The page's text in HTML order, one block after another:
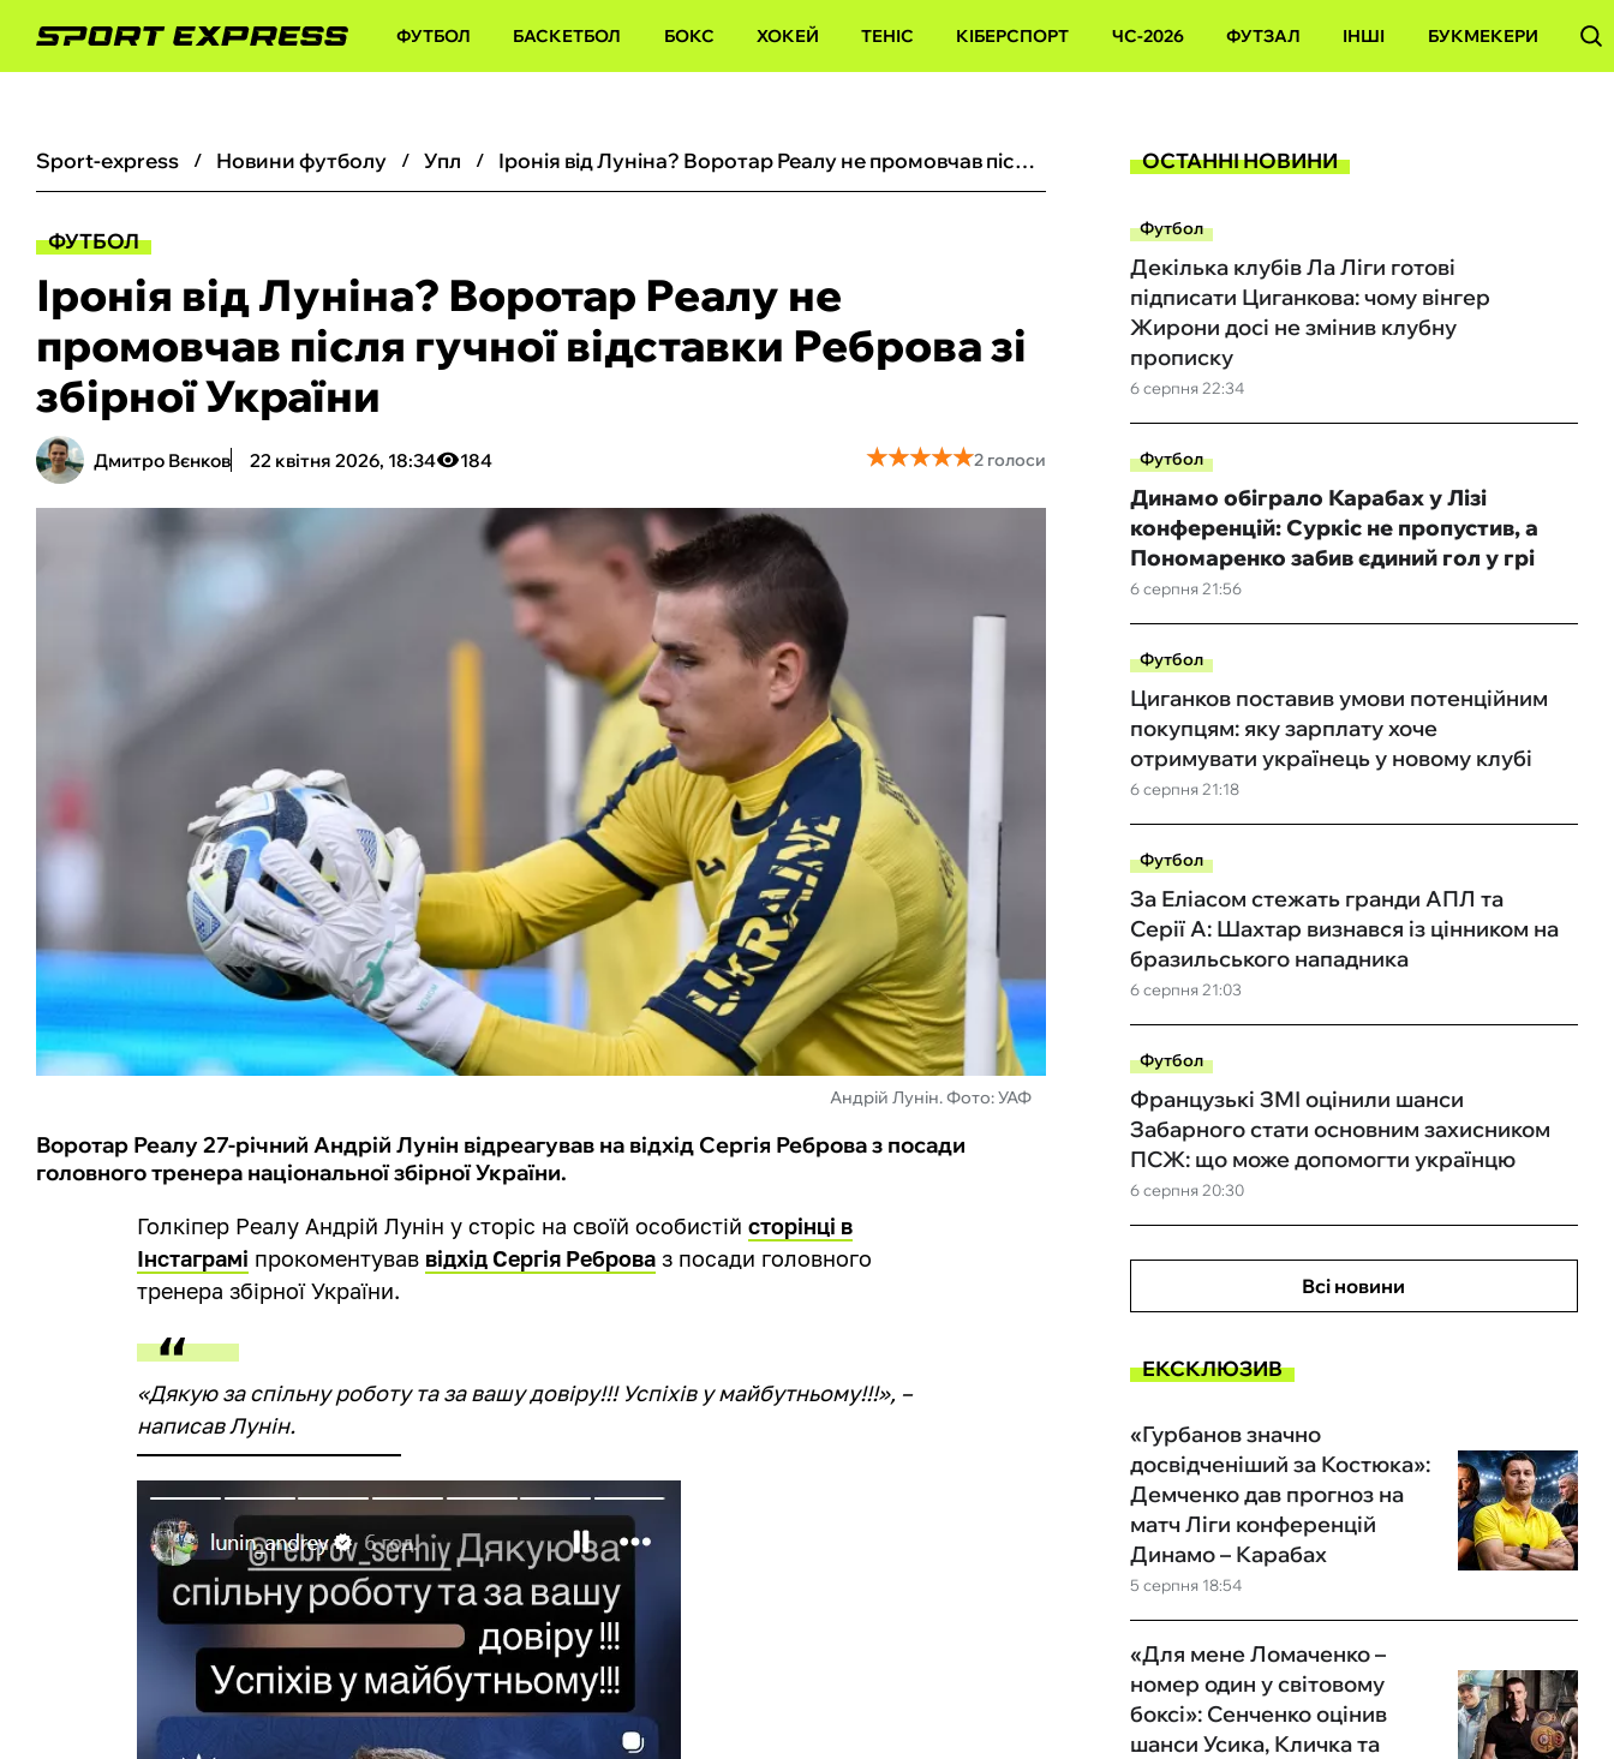
ФУТБОЛ БАСКЕТБОЛ БОКС ХОКЕЙ ТЕНІС КІБЕРСПОРТ ЧС-2026 ФУТЗАЛ ІНШІ БУКМЕКЕРИ
sport-express новини футболу упл Іронія від Луніна? Воротар Реалу не промовчав після гучної відставки Реброва зі збірної України
ФУТБОЛ
Іронія від Луніна? Воротар Реалу не
промовчав після гучної відставки Реброва зі
збірної України
Дмитро Вєнков 22 квітня 2026, 18:34 184 ★★★★★
★★★★★2 голоси
Андрій Лунін. Фото: УАФ
Воротар Реалу 27-річний Андрій Лунін відреагував на відхід Сергія Реброва з посади
головного тренера національної збірної України.
Голкіпер Реалу Андрій Лунін у сторіс на своїй особистійсторінці в
Інстаграмі прокоментував відхід Сергія Реброва з посади головного
тренера збірної України.
«Дякую за спільну роботу та за вашу довіру!!! Успіхів у майбутньому!!!», –
написав Лунін.
ОСТАННІ НОВИНИ
Футбол
6 серпня 22:34
Декілька клубів Ла Ліги готові
підписати Циганкова: чому вінгер
Жирони досі не змінив клубну
прописку
Футбол
6 серпня 21:56
Динамо обіграло Карабах у Лізі
конференцій: Суркіс не пропустив, а
Пономаренко забив єдиний гол у грі
Футбол
6 серпня 21:18
Циганков поставив умови потенційним
покупцям: яку зарплату хоче
отримувати українець у новому клубі
Футбол
6 серпня 21:03
За Еліасом стежать гранди АПЛ та
Серії А: Шахтар визнався із цінником на
бразильського нападника
Футбол
6 серпня 20:30
Французькі ЗМІ оцінили шанси
Забарного стати основним захисником
ПСЖ: що може допомогти українцю
Всі новини
ЕКСКЛЮЗИВ
5 серпня 18:54
«Гурбанов значно
досвідченіший за Костюка»:
Демченко дав прогноз на
матч Ліги конференцій
Динамо – Карабах
«Для мене Ломаченко –
номер один у світовому
боксі»: Сенченко оцінив
шанси Усика, Кличка та